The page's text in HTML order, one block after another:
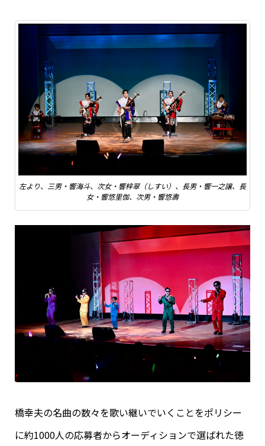
左より、三男・響海斗、次女・響梓翠（しすい）、長男・響一之譲、長
女・響悠里伽、次男・響悠壽
橋幸夫の名曲の数々を歌い継いでいくことをポリシー
に約1000人の応募者からオーディションで選ばれた徳